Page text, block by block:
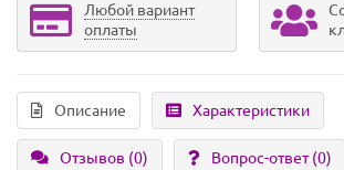
Любой вариант
оплаты
Описание Характеристики
Отзывов (0) Вопрос-ответ(0)